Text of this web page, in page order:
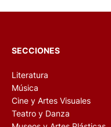
SECCIONES
Literatura
Música
Cine y Artes Visuales
Teatro y Danza